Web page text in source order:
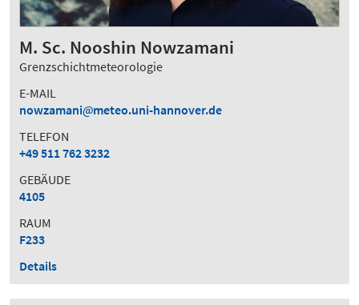
M. Sc. Nooshin Nowzamani
Grenzschichtmeteorologie
E-MAIL
nowzamani
meteo.uni-hannover.de
TELEFON
+49 511 762 3232
GEBÄUDE
4105
RAUM
F233
Details